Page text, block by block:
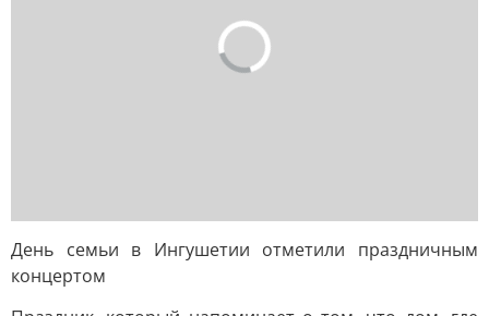
День семьи в Ингушетии отметили праздничным
концертом